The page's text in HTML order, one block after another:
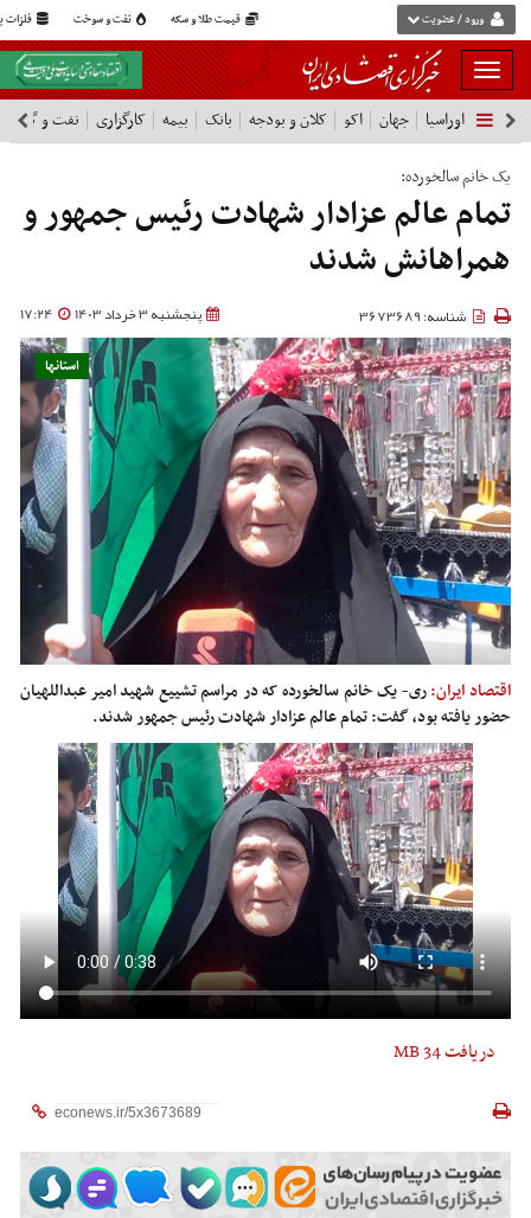
قیمت طلا و سکه نفت و سوخت فلزات ورود / عضویت
بار
و
بسته
نمودن
فهرست
اوراسیا جهان اکو کلان و بودجه بانک بیمه کارگزاری نفت و گاز
یک خانم سالخورده:
تمام عالم عزادار شهادت رئیس جمهور و
همراهانش شدند
پنجشنبه 3 خرداد 1403 17:24 شناسه: 3673689
استانها
اقتصاد ایران:ری- یک خانم سالخورده که در مراسم تشییع شهید امیر عبداللهیان
حضور یافته بود، گفت: تمام عالم عزادار شهادت رئیس جمهور شدند.
دریافت34 MB